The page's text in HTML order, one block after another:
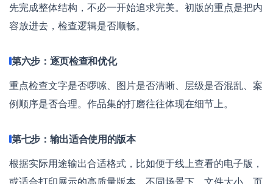
先完成整体结构，不必一开始追求完美。初版的重点是把内
容放进去，检查逻辑是否顺畅。
第六步：逐页检查和优化
重点检查文字是否啰嗦、图片是否清晰、层级是否混乱、案
例顺序是否合理。作品集的打磨往往体现在细节上。
第七步：输出适合使用的版本
根据实际用途输出合适格式，比如便于线上查看的电子版，
或适合打印展示的高质量版本。不同场景下，文件大小、页